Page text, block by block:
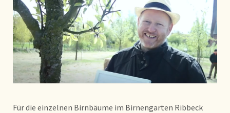
Für die einzelnen Birnbäume im Birnengarten Ribbeck